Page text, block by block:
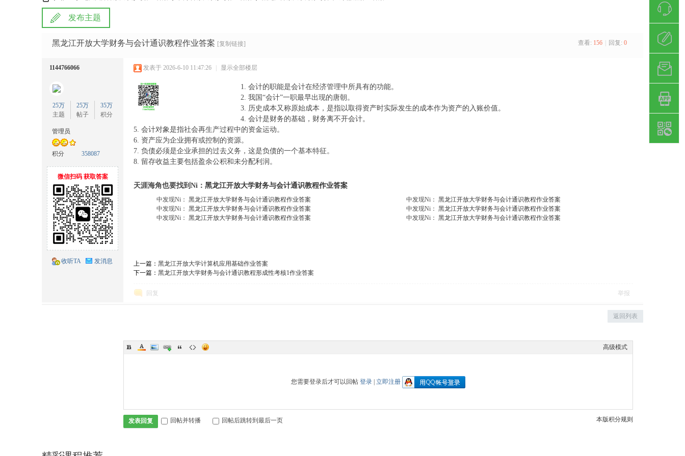
题
› ›
发布主题
黑龙江开放大学财务与会计通识教程作业答案 [复制链接] 查看: 156 | 回复: 0
1144766066
25万
主题
25万
帖子
35万
积分
管理员
积分 358087
微信扫码 获取答案
收听TA 发消息
发表于 2026-6-10 11:47:26 | 显示全部楼层
1. 会计的职能是会计在经济管理中所具有的功能。
2. 我国“会计”一职最早出现的唐朝。
3. 历史成本又称原始成本，是指以取得资产时实际发生的成本作为资产的入账价值。
4. 会计是财务的基础，财务离不开会计。
5. 会计对象是指社会再生产过程中的资金运动。
6. 资产应为企业拥有或控制的资源。
7. 负债必须是企业承担的过去义务，这是负债的一个基本特征。
8. 留存收益主要包括盈余公积和未分配利润。
天涯海角也要找到Ni： 黑龙江开放大学财务与会计通识教程作业答案
中发现Ni： 黑龙江开放大学财务与会计通识教程作业答案
中发现Ni： 黑龙江开放大学财务与会计通识教程作业答案
中发现Ni： 黑龙江开放大学财务与会计通识教程作业答案
中发现Ni： 黑龙江开放大学财务与会计通识教程作业答案
中发现Ni： 黑龙江开放大学财务与会计通识教程作业答案
中发现Ni： 黑龙江开放大学财务与会计通识教程作业答案
上一篇： 黑龙江开放大学计算机应用基础作业答案
下一篇： 黑龙江开放大学财务与会计通识教程形成性考核1作业答案
回复 举报
返回列表
高级模式
您需要登录后才可以回帖 登录 | 立即注册
本版积分规则
发表回复 回帖并转播 回帖后跳转到最后一页